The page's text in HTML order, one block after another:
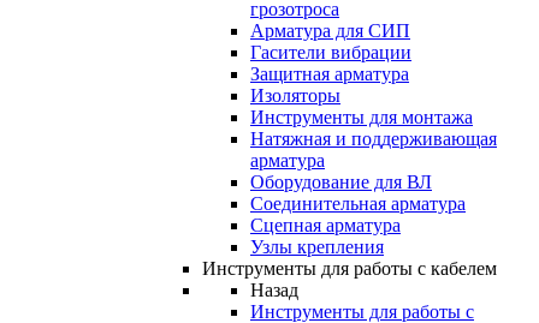
грозотроса
Арматура для СИП
Гасители вибрации
Защитная арматура
Изоляторы
Инструменты для монтажа
Натяжная и поддерживающая
арматура
Оборудование для ВЛ
Соединительная арматура
Сцепная арматура
Узлы крепления
Инструменты для работы с кабелем
Назад
Инструменты для работы с